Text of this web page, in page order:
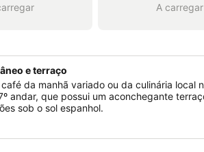
A carregar
e terraço
da manhã variado ou da culinária local
andar, que possui um aconchegante
sob o sol espanhol.